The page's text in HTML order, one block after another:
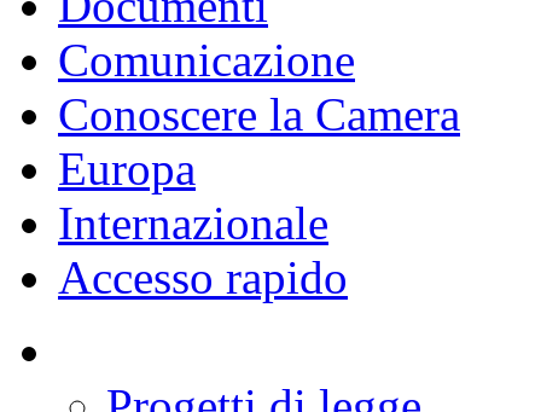
Comunicazione
Conoscere la Camera
Europa
Internazionale
Accesso rapido